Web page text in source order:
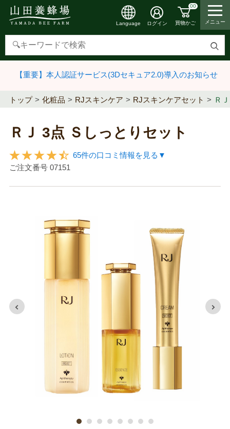
検
す
Language ログイン
00
買物かご メニュー
【重要】本人認証サービス(3Dセキュア2.0)導入のお知らせ
トップ 化粧品 RJスキンケア RJスキンケアセット Ｒ
ＲＪ 3点 Ｓしっとりセット
65件の口コミ情報を見る▼
ご注文番号 07151